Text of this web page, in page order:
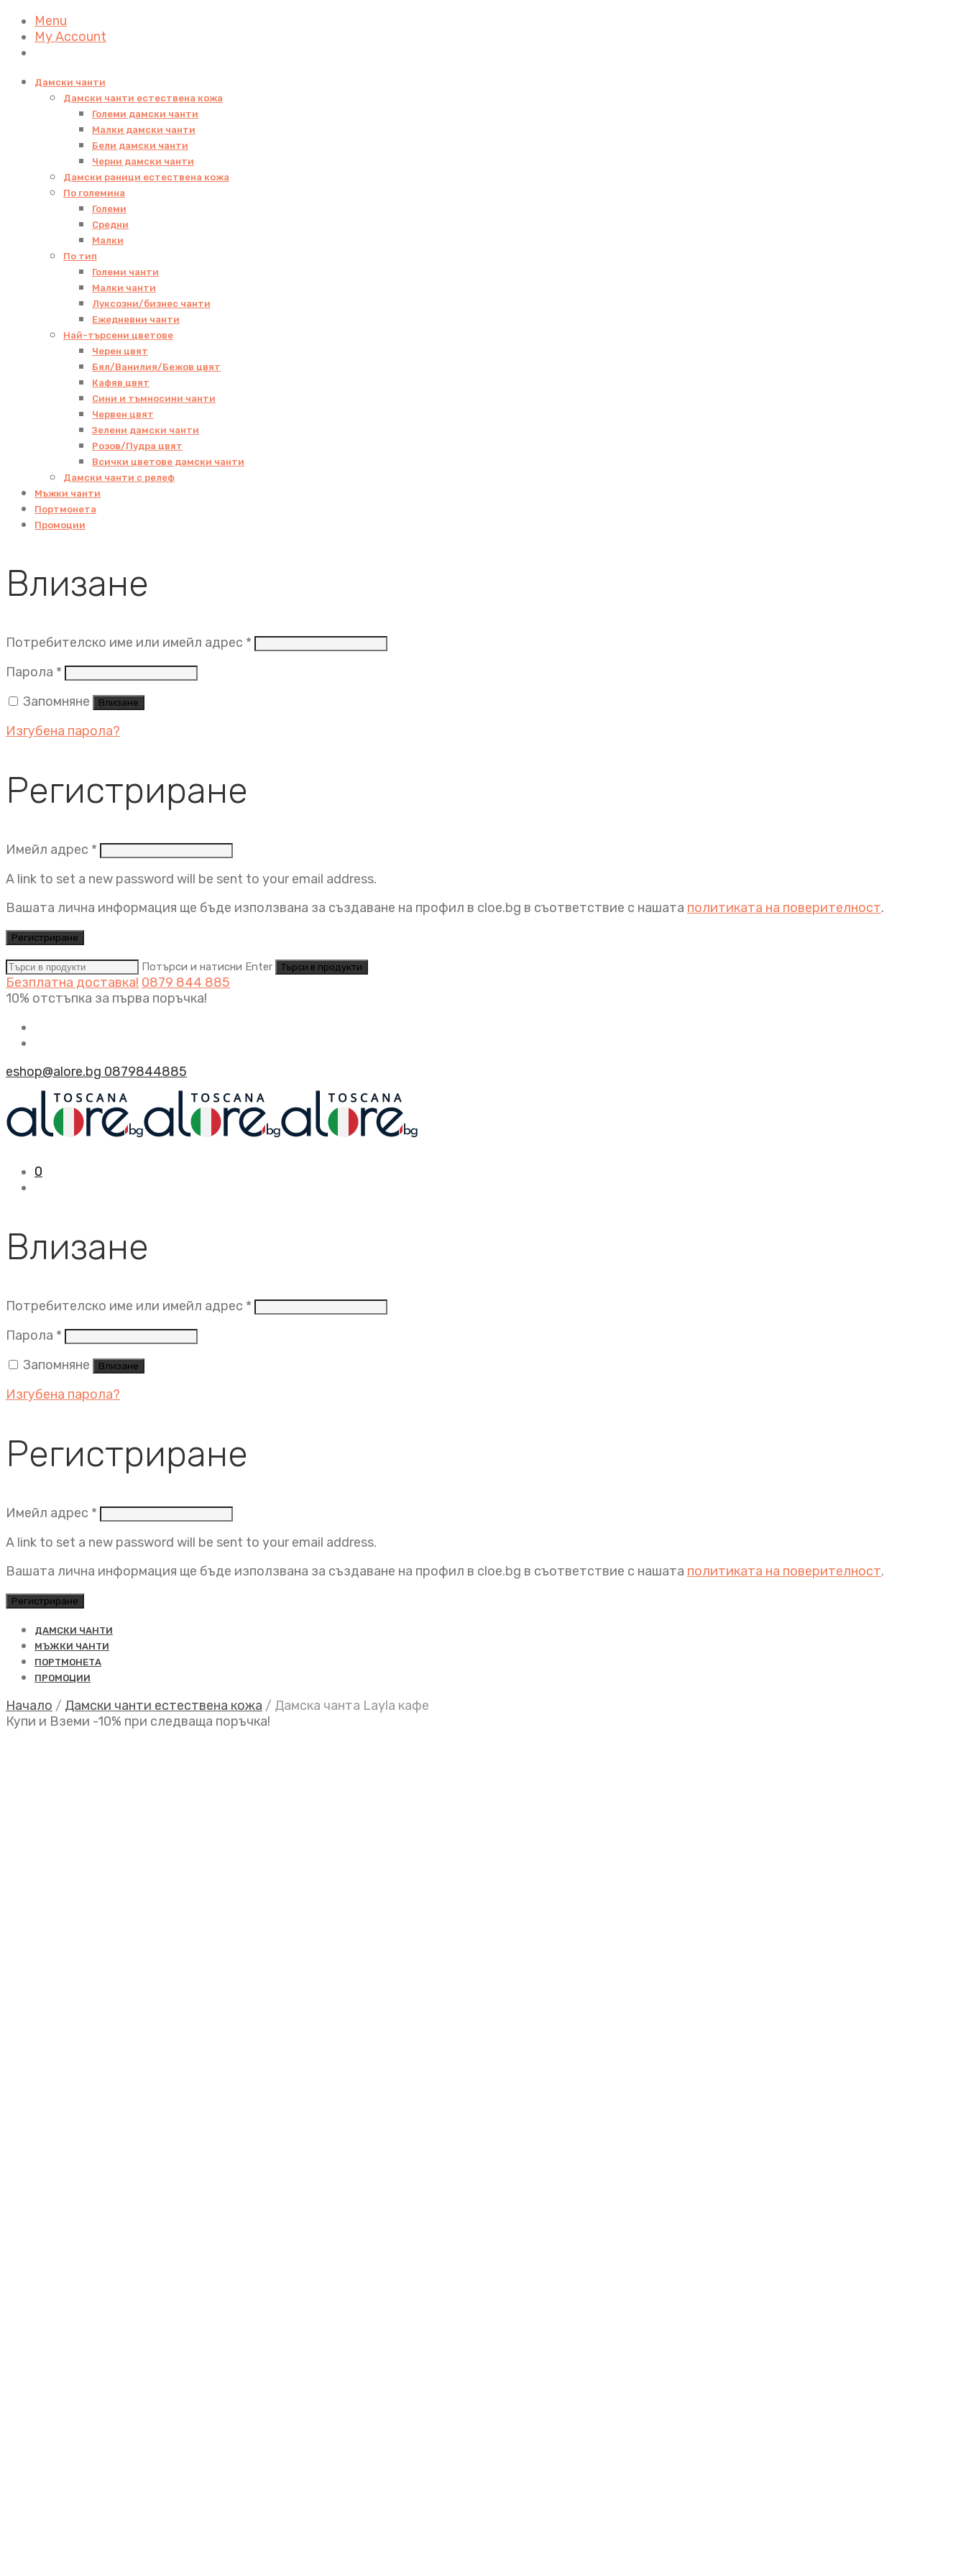
Menu
My Account
Дамски чанти
Дамски чанти естествена кожа
Големи дамски чанти
Малки дамски чанти
Бели дамски чанти
Черни дамски чанти
Дамски раници естествена кожа
По големина
Големи
Средни
Малки
По тип
Големи чанти
Малки чанти
Луксозни/бизнес чанти
Ежедневни чанти
Най-търсени цветове
Черен цвят
Бял/Ванилия/Бежов цвят
Кафяв цвят
Сини и тъмносини чанти
Червен цвят
Зелени дамски чанти
Розов/Пудра цвят
Всички цветове дамски чанти
Дамски чанти с релеф
Мъжки чанти
Портмонета
Промоции
Влизане
Потребителско име или имейл адрес * Задължително
Парола * Задължително
Запомняне
Влизане
Изгубена парола?
Регистриране
Имейл адрес * Задължително
A link to set a new password will be sent to your email address.
Вашата лична информация ще бъде използвана за създаване на профил в cloe.bg в съответствие с нашата политиката на поверителност.
Регистриране
Потърси и натисни Enter
Безплатна доставка! 0879 844 885
10% отстъпка за първа поръчка!
eshop@alore.bg 0879844885
0
Влизане
Потребителско име или имейл адрес * Задължително
Парола * Задължително
Запомняне
Влизане
Изгубена парола?
Регистриране
Имейл адрес * Задължително
A link to set a new password will be sent to your email address.
Вашата лична информация ще бъде използвана за създаване на профил в cloe.bg в съответствие с нашата политиката на поверителност.
Регистриране
ДАМСКИ ЧАНТИ
МЪЖКИ ЧАНТИ
ПОРТМОНЕТА
ПРОМОЦИИ
Начало / Дамски чанти естествена кожа / Дамска чанта Layla кафе
Купи и Вземи -10% при следваща поръчка!